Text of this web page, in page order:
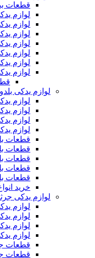
قطعات بیل مکانیکی
لوازم یدکی بیل
لوازم یدکی بیل
لوازم یدکی بیل
لوازم یدکی بیل
لوازم یدکی بیل
لوازم یدکی بیل
لوازم یدکی بیل
قطعات بیل
لوازم یدکی بلدوزر
لوازم یدکی بلدوزر
لوازم یدکی بلدوزر
لوازم یدکی بلدوزر
لوازم یدکی بلدوزر
قطعات بلدوزر
قطعات بلدوزر هپکو
قطعات بلدوزر لیبهر
قطعات بلدوزر
قطعات بلدوزر
خرید انواع سوپر
لوازم یدکی جرثقیل
لوازم یدکی جرثقیل
لوازم یدکی جرثقیل
لوازم یدکی جرثقیل
لوازم یدکی جرثقیل
قطعات جرثقیل
قطعات جرثقیل هینو